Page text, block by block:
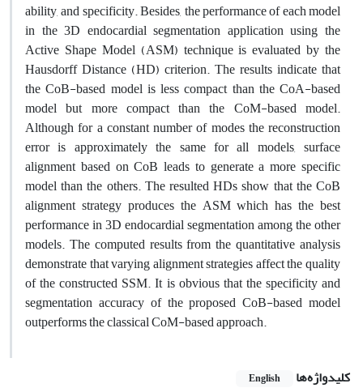
ability, and specificity. Besides, the performance of each model
in the 3D endocardial segmentation application using the
Active Shape Model (ASM) technique is evaluated by the
Hausdorff Distance (HD) criterion. The results indicate that
the CoB-based model is less compact than the CoA-based
model but more compact than the CoM-based model.
Although for a constant number of modes the reconstruction
error is approximately the same for all models, surface
alignment based on CoB leads to generate a more specific
model than the others. The resulted HDs show that the CoB
alignment strategy produces the ASM which has the best
performance in 3D endocardial segmentation among the other
models. The computed results from the quantitative analysis
demonstrate that varying alignment strategies affect the quality
of the constructed SSM. It is obvious that the specificity and
segmentation accuracy of the proposed CoB-based model
outperforms the classical CoM-based approach.
کلیدواژه‌ها English